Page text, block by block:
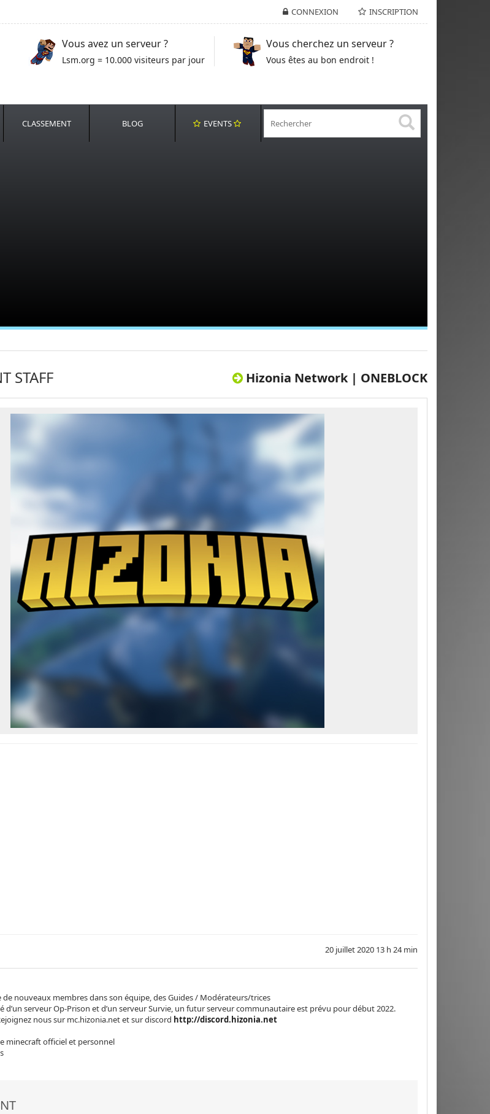
CONNEXION INSCRIPTION
Vous avez un serveur ?
Lsm.org = 10.000 visiteurs par jour
Vous cherchez un serveur ?
Vous êtes au bon endroit !
CLASSEMENT BLOG EVENTS
Hizonia Network | ONEBLOCK
STAFF
20 juillet 2020 13 h 24 min
nouveaux membres dans son équipe, des Guides / Modérateurs/trices
d’un serveur Op-Prison et d’un serveur Survie, un futur serveur communautaire est prévu pour début 2022.
nous sur mc.hizonia.net et sur discord http://discord.hizonia.net
minecraft officiel et personnel